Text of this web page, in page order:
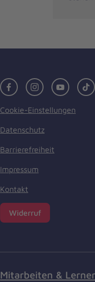
FacebookInstagramYoutube
Cookie-Einstellungen
Datenschutz
Barrierefreiheit
Impressum
Kontakt
Widerruf
Mitarbeiten &